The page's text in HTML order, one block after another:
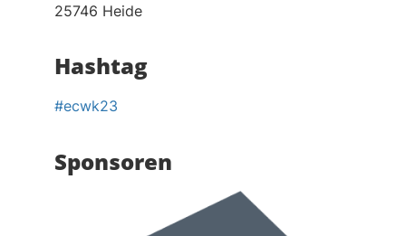
25746 Heide
Hashtag
#ecwk23
Sponsoren